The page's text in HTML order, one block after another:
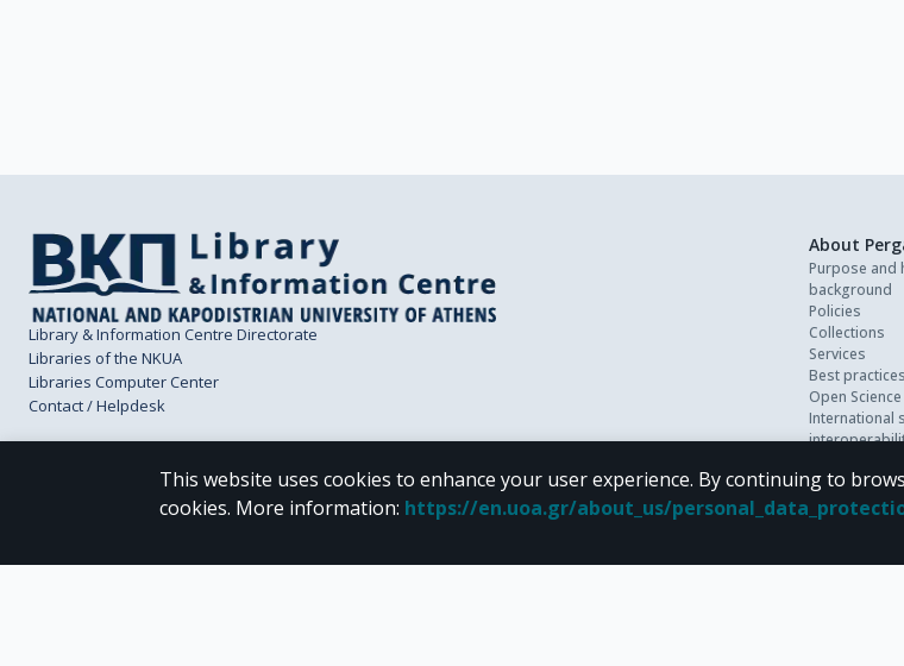
Library & Information Centre Directorate
Libraries of the NKUA
Libraries Computer Center
Contact / Helpdesk
About
Purpose and
background
Policies
Collections
Services
Best practices
Open Science
International
FAQ
Contact
This website uses cookies to enhance your user experience. By continuing to
cookies. More information: https://en.uoa.gr/about_us/